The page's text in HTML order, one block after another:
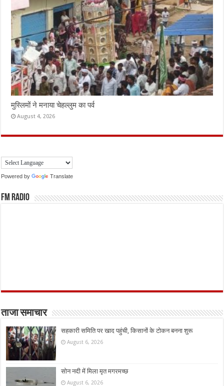
मुस्लिमों ने मनाया चेहल्लुम का पर्व
August 4, 2026
Powered by Translate
FM Radio
ताजा समाचार
सहकारी समिति पर खाद पहुंची, किसानों के टोकन बनना शुरू
August 6, 2026
सोन नदी में मिला मृत मगरमच्छ
August 6, 2026